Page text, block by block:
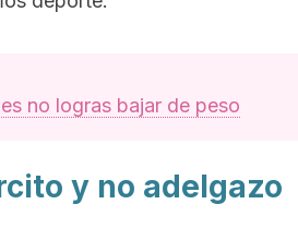
no logras bajar de peso
y no adelgazo